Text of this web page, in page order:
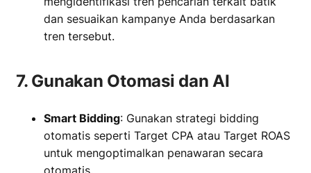
dan sesuaikan kampanye Anda berdasarkan
tren tersebut.
7. Gunakan Otomasi dan AI
Smart Bidding: Gunakan strategi bidding
otomatis seperti Target CPA atau Target ROAS
untuk mengoptimalkan penawaran secara
otomatis.